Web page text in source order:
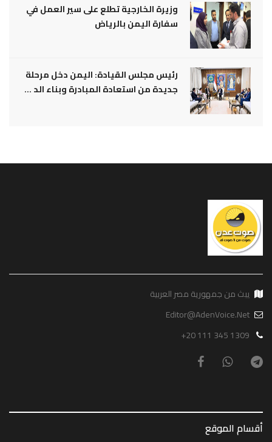
وزيرة الخارجية تطلع على سير العمل في
سفارة اليمن بالرياض
رئيس مجلس القيادة: اليمن دخل مرحلة
جديدة من استعادة المبادرة وبناء الد ...
يبث من جمهورية مصر العربية
Editor@AdenVoice.Net
+20 111 345 1309
أقسام الموقع